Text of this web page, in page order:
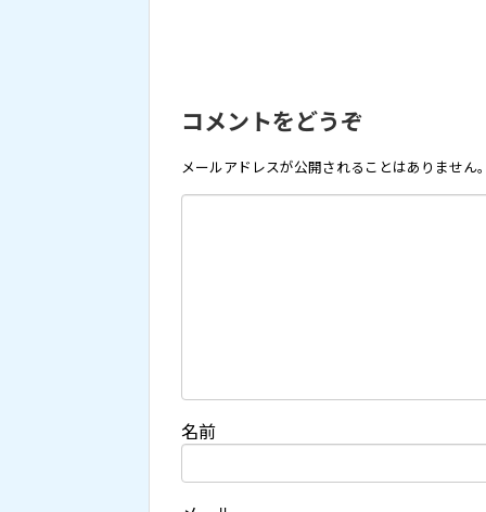
コメントをどうぞ
メールアドレスが公開されることはありません
名前